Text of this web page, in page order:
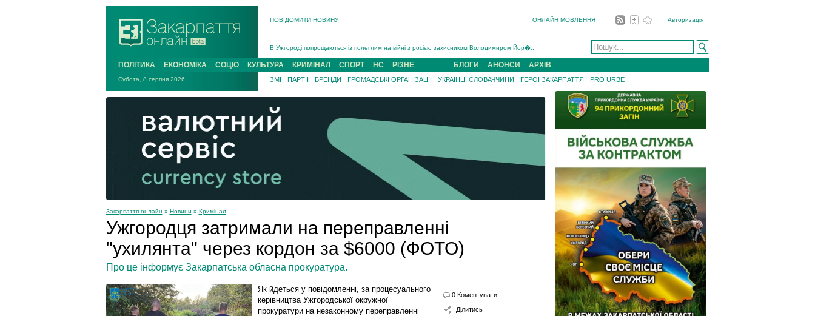
ПОВІДОМИТИ НОВИНУ ОНЛАЙН МОВЛЕННЯ Авторизація
В Ужгороді попрощаються із полеглим на війні з росією захисником Володимиром Йор�...
В Ужгороді 5 серпня попрощаються із захисником Богданом Югасом, який два роки �...
Підтвердили загибель захисника із Нанкова на Хустщині Юліана Гербея (ФОТО)[/gree...
На війні з рф поліг військовий з Виноградова Ігнат Роздяловський (ФОТО)...
На Хустщині внаслідок ДТП за участі трьох авто постраждали 13 людей (ФОТО)...
Інструктора районного ТЦК на Закарпатті судитимуть за обвинувачен...
ПОЛІТИКА ЕКОНОМІКА СОЦІО КУЛЬТУРА КРИМІНАЛ СПОРТ НС РІЗНЕ БЛОГИ АНОНСИ АРХІВ
Субота, 8 серпня 2026 ЗМІ ПАРТІЇ БРЕНДИ ГРОМАДСЬКІ ОРГАНІЗАЦІЇ УКРАЇНЦІ СЛОВАЧЧИНИ ГЕРОЇ ЗАКАРПАТТЯ PRO URBE
Закарпаття онлайн » Новини » Кримінал
Ужгородця затримали на переправленні
"ухилянта" через кордон за $6000 (ФОТО)
Про це інформує Закарпатська обласна прокуратура.
Як йдеться у повідомленні, за процесуального
керівництва Ужгородської окружної
прокуратури на незаконному переправленні
0 Коментувати
Ділитись